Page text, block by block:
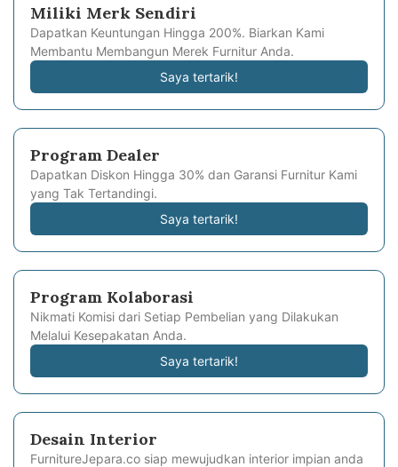
Miliki Merk Sendiri
Dapatkan Keuntungan Hingga 200%. Biarkan Kami
Membantu Membangun Merek Furnitur Anda.
Saya tertarik!
Program Dealer
Dapatkan Diskon Hingga 30% dan Garansi Furnitur Kami
yang Tak Tertandingi.
Saya tertarik!
Program Kolaborasi
Nikmati Komisi dari Setiap Pembelian yang Dilakukan
Melalui Kesepakatan Anda.
Saya tertarik!
Desain Interior
FurnitureJepara.co siap mewujudkan interior impian anda